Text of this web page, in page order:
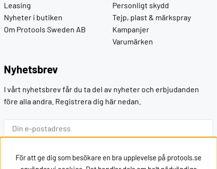
Leasing
Nyheter i butiken
Om Protools Sweden AB
Personligt skydd
Tejp, plast & märkspray
Kampanjer
Varumärken
Nyhetsbrev
I vårt nyhetsbrev får du ta del av nyheter och erbjudanden
före alla andra. Registrera dig här nedan.
Ok
För att ge dig som besökare en bra upplevelse på protools.se